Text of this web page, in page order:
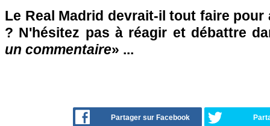
Le Real Madrid devrait-il tout faire
? N'hésitez pas à réagir et débattre
un commentaire» ...
Partager sur Facebook